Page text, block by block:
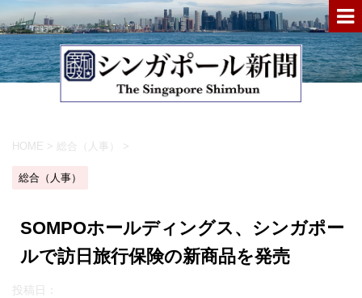
HOME > 総合（人事） >
総合（人事）
SOMPOホールディングス、シンガポー
ルで訪日旅行保険の新商品を発売
投稿日：